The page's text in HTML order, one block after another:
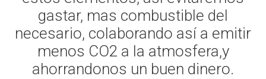
gastar, mas combustible del
necesario, colaborando así a emitir
menos CO2 a la atmosfera,y
ahorrandonos un buen dinero.